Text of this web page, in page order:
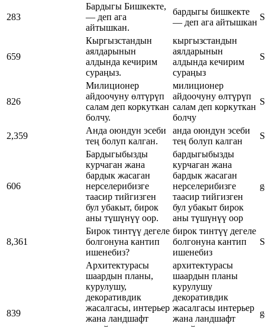
283
Бардыгы Бишкекте,
— деп ага
айтышкан.
бардыгы бишкекте
— деп ага айтышкан
659
Кыргызстандын
аялдарынын
алдында кечирим
сураңыз.
кыргызстандын
аялдарынын
алдында кечирим
сураңыз
826
Милиционер
айдоочуну өлтүрүп
салам деп коркуткан
болчу.
милиционер
айдоочуну өлтүрүп
салам деп коркуткан
болчу
2,359
Анда оюндун эсеби
тең болуп калган.
анда оюндун эсеби
тең болуп калган
606
Бардыгыбызды
курчаган жана
бардык жасаган
нерселерибизге
таасир тийгизген
бул убакыт, бирок
аны түшүнүү оор.
бардыгыбызды
курчаган жана
бардык жасаган
нерселерибизге
таасир тийгизген
бул убакыт бирок
аны түшүнүү оор
8,361
Бирок тинтүү дегеле
болгонуна кантип
ишенебиз?
бирок тинтүү дегеле
болгонуна кантип
ишенебиз
839
Архитектурасы
шаардын планы,
курулушу,
декоративдик
жасалгасы, интерьер
жана ландшафт
архитектурасы
шаардын планы
курулушу
декоративдик
жасалгасы интерьер
жана ландшафт